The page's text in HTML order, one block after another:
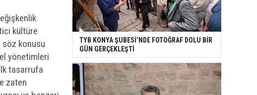
kültüre
söz konusu
yönetimleri
tasarrufa
zaten
TYB KONYA ŞUBESİ’NDE FOTOĞRAF DOLU BİR
GÜN GERÇEKLEŞTİ